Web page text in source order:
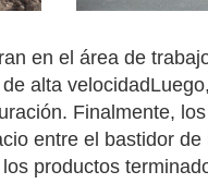
en el área de
alta
Finalmente,
entre el bastidor
productos